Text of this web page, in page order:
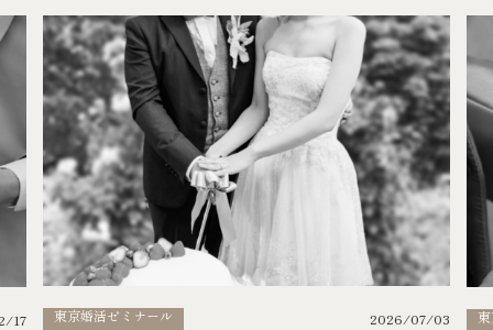
17 東京婚活ゼミナール 2026/07/03